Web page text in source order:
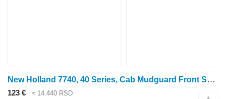
New Holland 7740, 40 Series, Cab Mudguard Front Section Panel Rhs 82003106 blatobran za Ford 5640, 6640, 7740, 7840, 8240, 8340 traktora točkaša
123 € ≈ 14.440 RSD